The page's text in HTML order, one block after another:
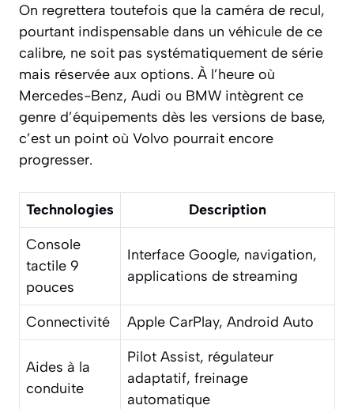
On regrettera toutefois que la caméra de recul,
pourtant indispensable dans un véhicule de ce
calibre, ne soit pas systématiquement de série
mais réservée aux options. À l’heure où
Mercedes-Benz, Audi ou BMW intègrent ce
genre d’équipements dès les versions de base,
c’est un point où Volvo pourrait encore
progresser.
Technologies
Description
Console
tactile 9
pouces
Interface Google, navigation,
applications de streaming
Connectivité Apple CarPlay, Android Auto
Aides à la
conduite
Pilot Assist, régulateur
adaptatif, freinage
automatique